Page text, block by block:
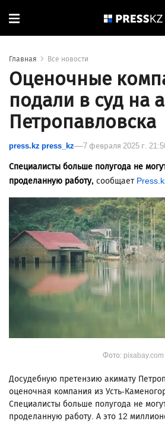
Главная Все новости
Оценочные
подали в суд на
Петропавловска
press.kz press_kz 7 февраля 2025 г.
Специалисты больше полугода не
проделанную работу, сообщает
Фото: pixabay.com
Досудебную претензию акимату
оценочная компания из Усть-
Специалисты больше полугода не
проделанную работу. А это 12